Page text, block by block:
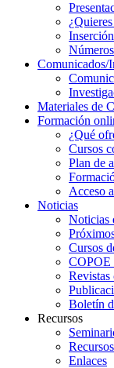
Comunicados/
Materiales de
Formación
¿Qué
Cursos
Plan de
Acceso
Noticias
Noticias
Cursos
COPOE
Revistas
Boletín
Recursos
Enlaces